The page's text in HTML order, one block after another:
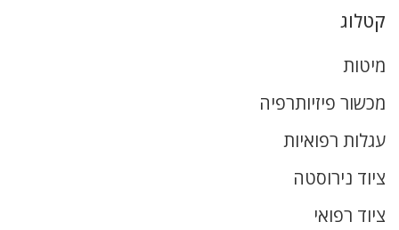
קטלוג
מיטות
מכשור פיזיותרפיה
עגלות רפואיות
ציוד נירוסטה
ציוד רפואי